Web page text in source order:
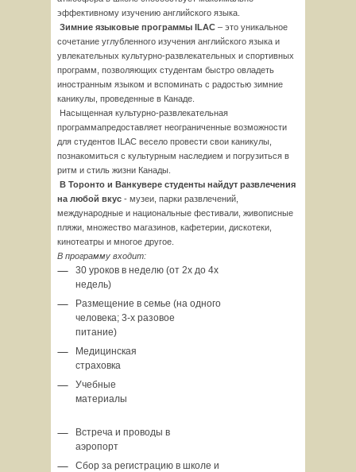
эффективному изучению английского языка.
Зимние языковые программы ILAC – это уникальное
сочетание углубленного изучения английского языка и
увлекательных культурно-развлекательных и спортивных
программ, позволяющих студентам быстро овладеть
иностранным языком и вспоминать с радостью зимние
каникулы, проведенные в Канаде.
Насыщенная культурно-развлекательная
программапредоставляет неограниченные возможности
для студентов ILAC весело провести свои каникулы,
познакомиться с культурным наследием и погрузиться в
ритм и стиль жизни Канады.
В Торонто и Ванкувере студенты найдут развлечения
на любой вкус - музеи, парки развлечений,
международные и национальные фестивали, живописные
пляжи, множество магазинов, кафетерии, дискотеки,
кинотеатры и многое другое.
В программу входит:
30 уроков в неделю (от 2х до 4х
недель)
Размещение в семье (на одного
человека; 3-х разовое
питание)
Медицинская
Учебные
Встреча и проводы в
Сбор за регистрацию в школе и